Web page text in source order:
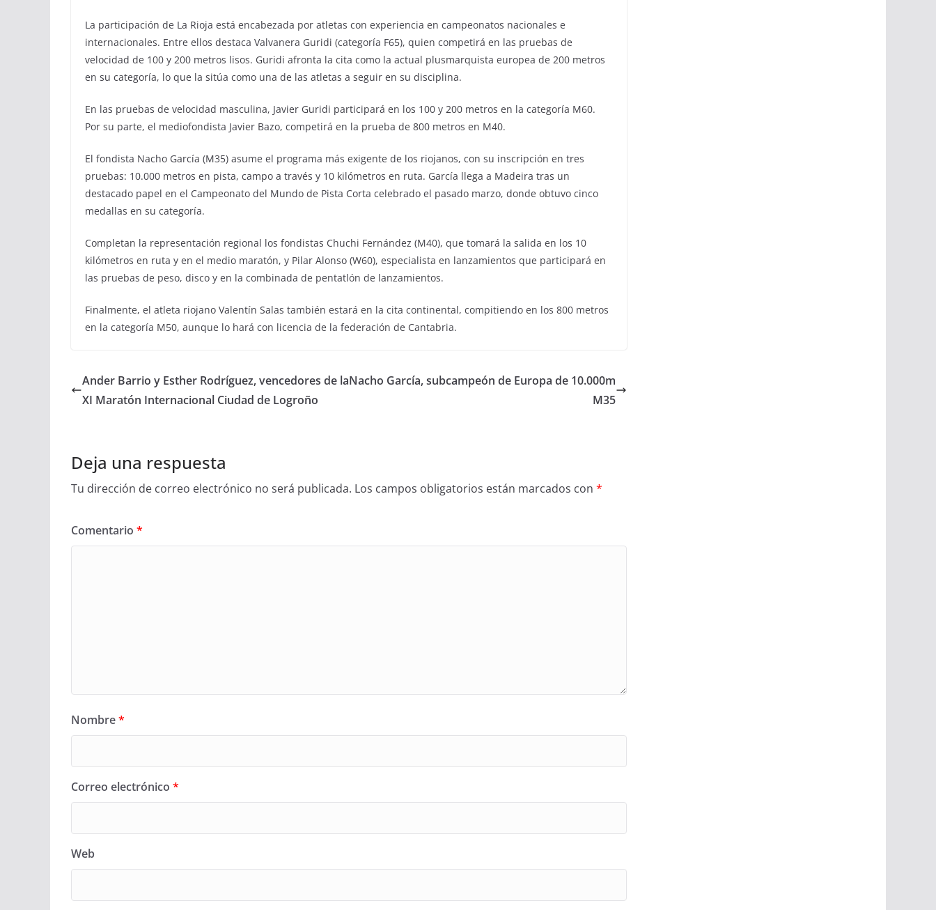
La participación de La Rioja está encabezada por atletas con experiencia en campeonatos nacionales e
internacionales. Entre ellos destaca Valvanera Guridi (categoría F65), quien competirá en las pruebas de
velocidad de 100 y 200 metros lisos. Guridi afronta la cita como la actual plusmarquista europea de 200 metros
en su categoría, lo que la sitúa como una de las atletas a seguir en su disciplina.
En las pruebas de velocidad masculina, Javier Guridi participará en los 100 y 200 metros en la categoría M60.
Por su parte, el mediofondista Javier Bazo, competirá en la prueba de 800 metros en M40.
El fondista Nacho García (M35) asume el programa más exigente de los riojanos, con su inscripción en tres
pruebas: 10.000 metros en pista, campo a través y 10 kilómetros en ruta. García llega a Madeira tras un
destacado papel en el Campeonato del Mundo de Pista Corta celebrado el pasado marzo, donde obtuvo cinco
medallas en su categoría.
Completan la representación regional los fondistas Chuchi Fernández (M40), que tomará la salida en los 10
kilómetros en ruta y en el medio maratón, y Pilar Alonso (W60), especialista en lanzamientos que participará en
las pruebas de peso, disco y en la combinada de pentatlón de lanzamientos.
Finalmente, el atleta riojano Valentín Salas también estará en la cita continental, compitiendo en los 800 metros
en la categoría M50, aunque lo hará con licencia de la federación de Cantabria.
Ander Barrio y Esther Rodríguez, vencedores de la
XI Maratón Internacional Ciudad de Logroño
Nacho García, subcampeón de Europa de 10.000m
M35
Deja una respuesta
Tu dirección de correo electrónico no será publicada. Los campos obligatorios están marcados con *
Comentario *
Nombre*
Correo electrónico *
Web